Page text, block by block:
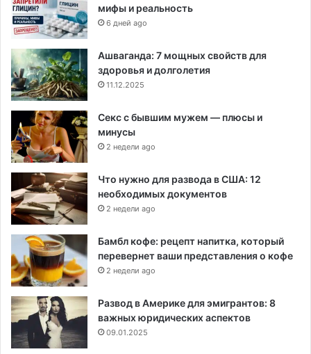
мифы и реальность
6 дней ago
Ашваганда: 7 мощных свойств для
здоровья и долголетия
11.12.2025
Секс с бывшим мужем — плюсы и
минусы
2 недели ago
Что нужно для развода в США: 12
необходимых документов
2 недели ago
Бамбл кофе: рецепт напитка, который
перевернет ваши представления о кофе
2 недели ago
Развод в Америке для эмигрантов: 8
важных юридических аспектов
09.01.2025